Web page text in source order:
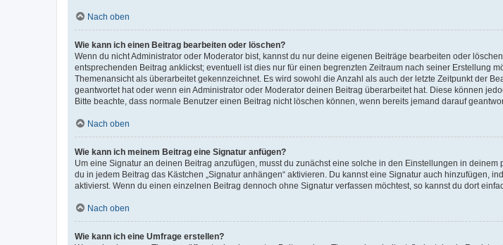
Nach oben
Wie kann ich einen Beitrag bearbeiten oder löschen?
Wenn du nicht Administrator oder Moderator bist, kannst du nur deine eigenen Beiträge bearbeiten oder
entsprechenden Beitrag anklickst; eventuell ist dies nur für einen begrenzten Zeitraum nach seiner Erstellung
Themenansicht als überarbeitet gekennzeichnet. Es wird sowohl die Anzahl als auch der letzte Zeitpunkt der
geantwortet hat oder wenn ein Administrator oder Moderator deinen Beitrag überarbeitet hat. Diese können
Bitte beachte, dass normale Benutzer einen Beitrag nicht löschen können, wenn bereits jemand darauf
Nach oben
Wie kann ich meinem Beitrag eine Signatur anfügen?
Um eine Signatur an deinen Beitrag anzufügen, musst du zunächst eine solche in den Einstellungen in
du in jedem Beitrag das Kästchen „Signatur anhängen“ aktivieren. Du kannst eine Signatur auch hinzufügen,
aktivierst. Wenn du einen einzelnen Beitrag dennoch ohne Signatur verfassen möchtest, so kannst du dort
Nach oben
Wie kann ich eine Umfrage erstellen?